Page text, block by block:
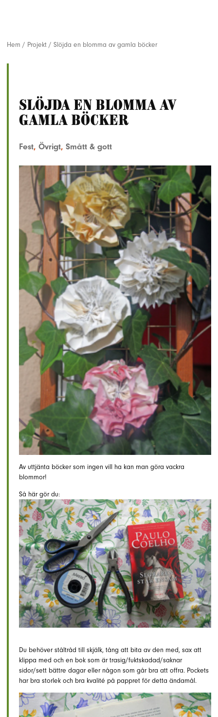
Hem / Projekt / Slöjda en blomma av gamla böcker
Slöjda en blomma av
gamla böcker
Fest, Övrigt, Smått & gott
Av uttjänta böcker som ingen vill ha kan man göra vackra
blommor!
Så här gör du:
Du behöver ståltråd till skjälk, tång att bita av den med, sax att
klippa med och en bok som är trasig/fuktskadad/saknar
sidor/sett bättre dagar eller någon som går bra att offra. Pockets
har bra storlek och bra kvalité på pappret för detta ändamål.